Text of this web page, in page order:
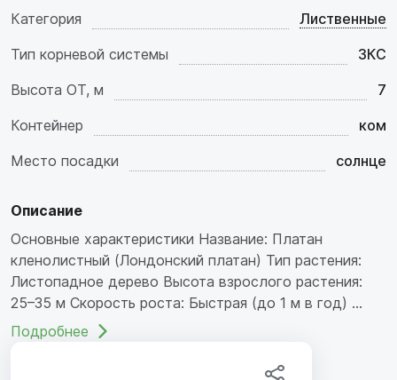
Категория
Лиственные
Тип корневой системы
ЗКС
Высота ОТ, м
7
Контейнер
ком
Место посадки
солнце
Описание
Основные характеристики Название: Платан
кленолистный (Лондонский платан) Тип растения:
Листопадное дерево Высота взрослого растения:
25–35 м Скорость роста: Быстрая (до 1 м в год) ...
Подробнее